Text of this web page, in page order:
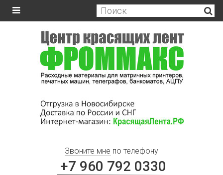
Звоните мне по телефону
+7 960 792 0330